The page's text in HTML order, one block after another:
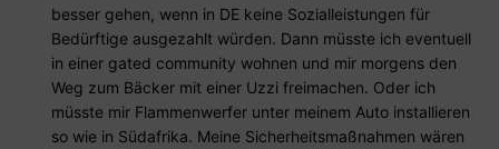
besser gehen, wenn in DE keine Sozialleistungen für
Bedürftige ausgezahlt würden. Dann müsste ich eventuell
in einer gated community wohnen und mir morgens den
Weg zum Bäcker mit einer Uzzi freimachen. Oder ich
müsste mir Flammenwerfer unter meinem Auto installieren
so wie in Südafrika. Meine Sicherheitsmaßnahmen wären